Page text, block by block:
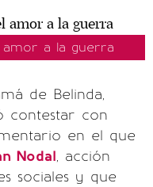
amor a la guerra
de Belinda,
contestar con
en el que
Nodal, acción
sociales y que